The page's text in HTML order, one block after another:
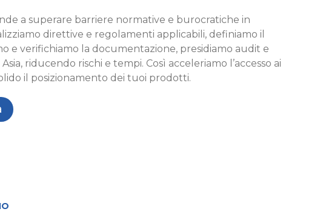
a superare barriere normative e burocratiche in
direttive e regolamenti applicabili, definiamo il
e verifichiamo la documentazione, presidiamo audit e
riducendo rischi e tempi. Così acceleriamo l’accesso ai
il posizionamento dei tuoi prodotti.